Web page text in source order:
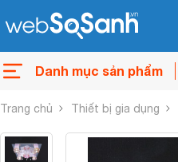
Danh mục sản phẩm
Trang chủ Thiết bị gia dụng